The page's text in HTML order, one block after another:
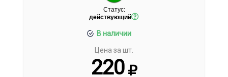
Статус:
действующий
В наличии
Цена за шт.
220